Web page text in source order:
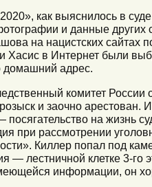
как выяснилось в
и данные других
на нацистских сайтах
Хасис в Интернет были
домашний адрес.
комитет России
и заочно
посягательство на жизнь
при рассмотрении
Киллер попал под
— лестничной клетке 3-
информации, он